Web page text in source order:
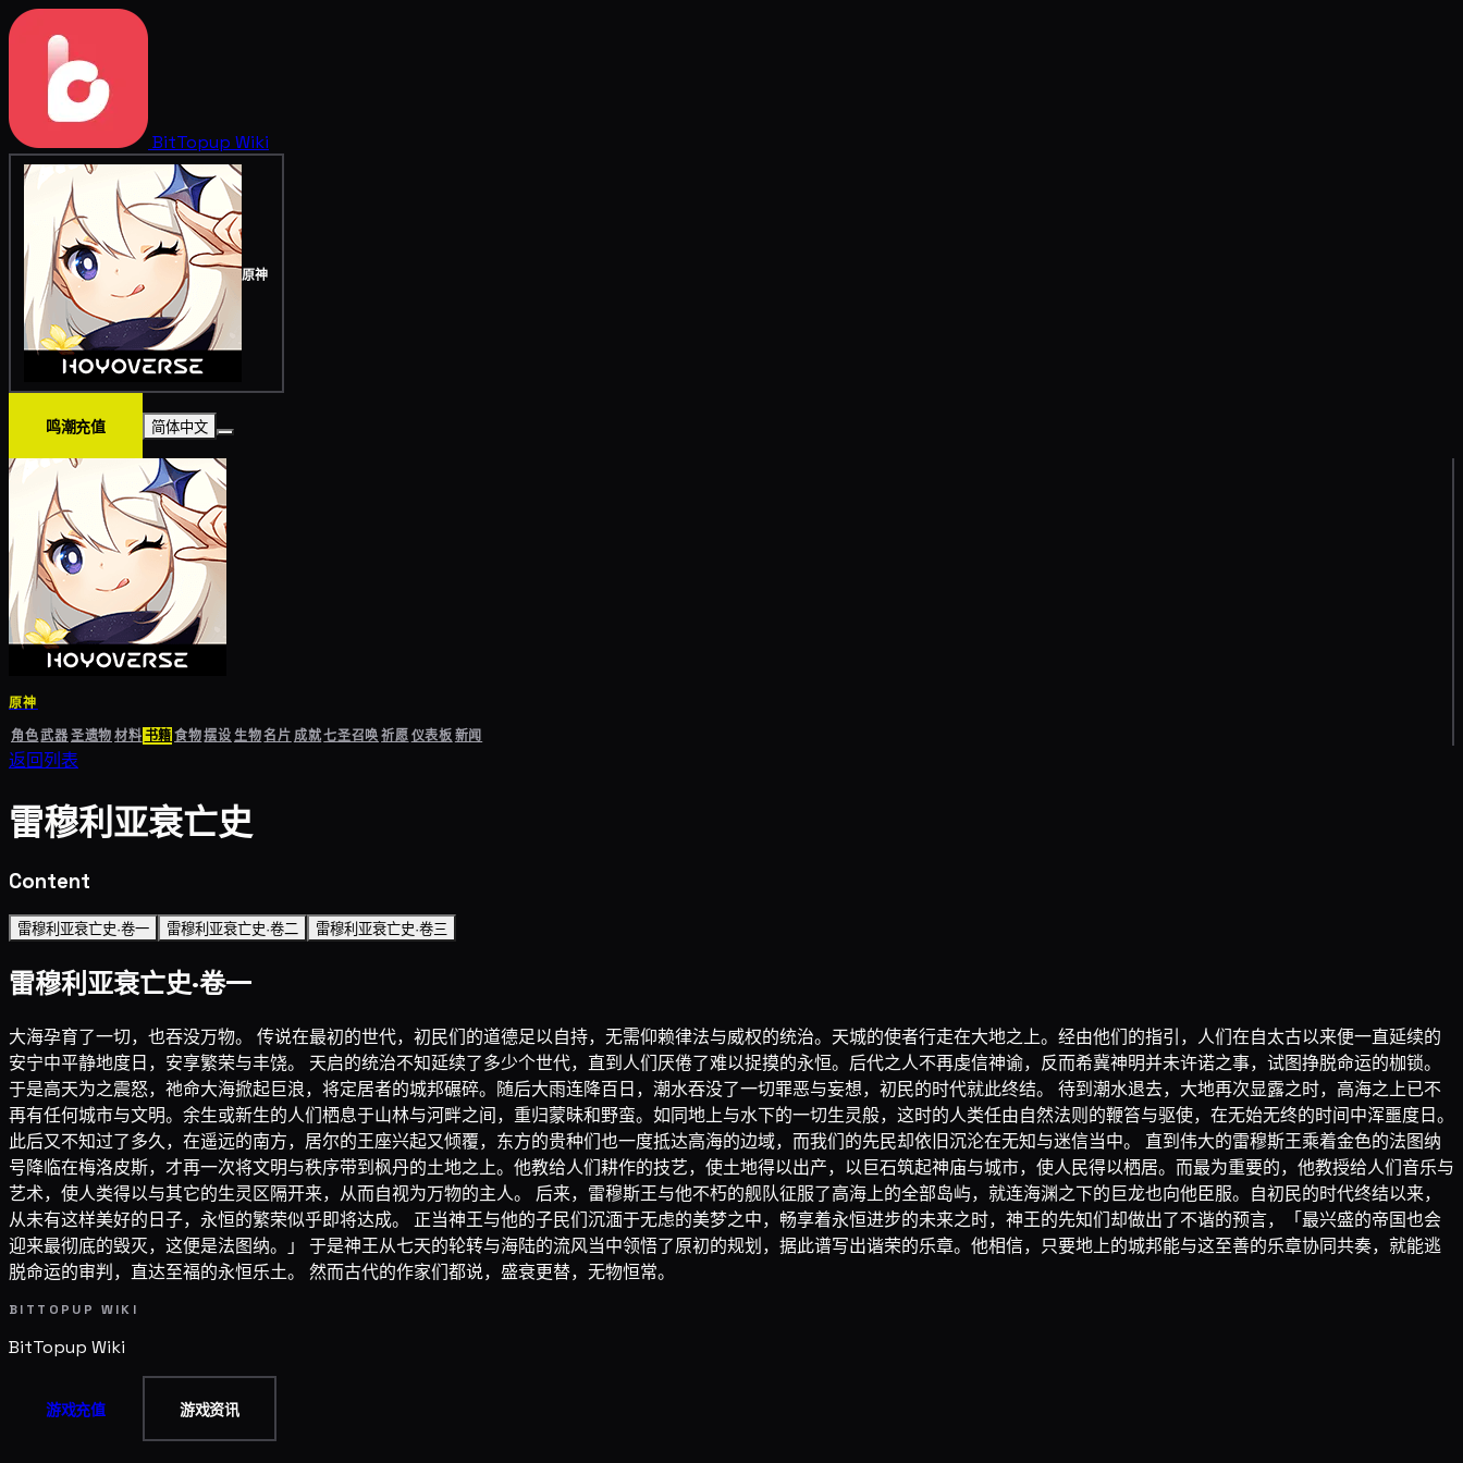
BitTopup Wiki
原神
鸣潮充值 简体中文
原神
角色武器圣遗物材料书籍食物摆设生物名片成就七圣召唤祈愿仪表板新闻
返回列表
雷穆利亚衰亡史
Content
雷穆利亚衰亡史·卷一 雷穆利亚衰亡史·卷二 雷穆利亚衰亡史·卷三
雷穆利亚衰亡史·卷一
大海孕育了一切，也吞没万物。 传说在最初的世代，初民们的道德足以自持，无需仰赖律法与威权的统治。天城的使者行走在大地之上。经由他们的指引，人们在自太古以来便一直延续的
安宁中平静地度日，安享繁荣与丰饶。 天启的统治不知延续了多少个世代，直到人们厌倦了难以捉摸的永恒。后代之人不再虔信神谕，反而希冀神明并未许诺之事，试图挣脱命运的枷锁。
于是高天为之震怒，祂命大海掀起巨浪，将定居者的城邦碾碎。随后大雨连降百日，潮水吞没了一切罪恶与妄想，初民的时代就此终结。 待到潮水退去，大地再次显露之时，高海之上已不
再有任何城市与文明。余生或新生的人们栖息于山林与河畔之间，重归蒙昧和野蛮。如同地上与水下的一切生灵般，这时的人类任由自然法则的鞭笞与驱使，在无始无终的时间中浑噩度日。
此后又不知过了多久，在遥远的南方，居尔的王座兴起又倾覆，东方的贵种们也一度抵达高海的边域，而我们的先民却依旧沉沦在无知与迷信当中。 直到伟大的雷穆斯王乘着金色的法图纳
号降临在梅洛皮斯，才再一次将文明与秩序带到枫丹的土地之上。他教给人们耕作的技艺，使土地得以出产，以巨石筑起神庙与城市，使人民得以栖居。而最为重要的，他教授给人们音乐与
艺术，使人类得以与其它的生灵区隔开来，从而自视为万物的主人。 后来，雷穆斯王与他不朽的舰队征服了高海上的全部岛屿，就连海渊之下的巨龙也向他臣服。自初民的时代终结以来，
从未有这样美好的日子，永恒的繁荣似乎即将达成。 正当神王与他的子民们沉湎于无虑的美梦之中，畅享着永恒进步的未来之时，神王的先知们却做出了不谐的预言，「最兴盛的帝国也会
迎来最彻底的毁灭，这便是法图纳。」 于是神王从七天的轮转与海陆的流风当中领悟了原初的规划，据此谱写出谐荣的乐章。他相信，只要地上的城邦能与这至善的乐章协同共奏，就能逃
脱命运的审判，直达至福的永恒乐土。 然而古代的作家们都说，盛衰更替，无物恒常。
BITTOPUP WIKI
BitTopup Wiki
游戏充值 游戏资讯